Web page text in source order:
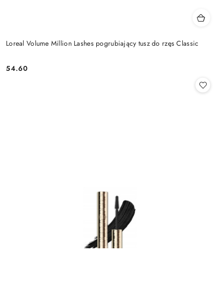
Loreal Volume Million Lashes pogrubiający tusz do rzęs Classic
Cena:
54.60